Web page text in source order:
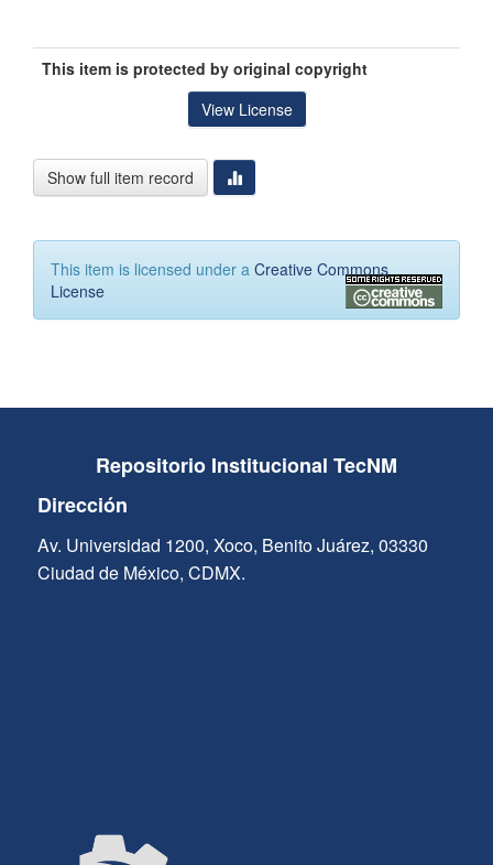
This item is protected by original copyright
View License
Show full item record
This item is licensed under a Creative Commons
License
Repositorio Institucional TecNM
Dirección
Av. Universidad 1200, Xoco, Benito Juárez, 03330
Ciudad de México, CDMX.